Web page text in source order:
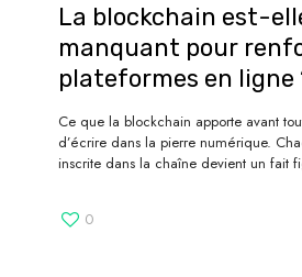
La blockchain est-
manquant pour
plateformes en ligne
Ce que la blockchain apporte avant
d’écrire dans la pierre numérique.
inscrite dans la chaîne devient un fait
0